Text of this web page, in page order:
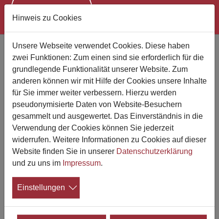
Bestattungsunternehmen finden
Suchen Sie jemand bestimmten?
Wo suchen Sie?
Suchen
Hinweis zu Cookies
Unsere Webseite verwendet Cookies. Diese haben
zwei Funktionen: Zum einen sind sie erforderlich für die
grundlegende Funktionalität unserer Website. Zum
anderen können wir mit Hilfe der Cookies unsere Inhalte
für Sie immer weiter verbessern. Hierzu werden
pseudonymisierte Daten von Website-Besuchern
gesammelt und ausgewertet. Das Einverständnis in die
Verwendung der Cookies können Sie jederzeit
widerrufen. Weitere Informationen zu Cookies auf dieser
Website finden Sie in unserer Datenschutzerklärung
und zu uns im Impressum.
Einstellungen